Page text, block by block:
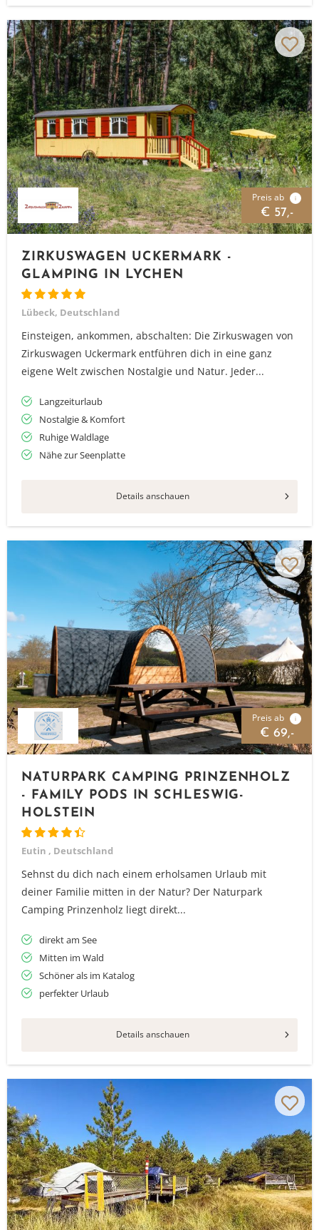
Preis ab i
€ 57,-
ZIRKUSWAGEN UCKERMARK -
GLAMPING IN LYCHEN
Lübeck, Deutschland
Einsteigen, ankommen, abschalten: Die Zirkuswagen von
Zirkuswagen Uckermark entführen dich in eine ganz
eigene Welt zwischen Nostalgie und Natur. Jeder...
Langzeiturlaub
Nostalgie & Komfort
Ruhige Waldlage
Nähe zur Seenplatte
Details anschauen
Preis ab i
€ 69,-
NATURPARK CAMPING PRINZENHOLZ
- FAMILY PODS IN SCHLESWIG-
HOLSTEIN
Eutin , Deutschland
Sehnst du dich nach einem erholsamen Urlaub mit
deiner Familie mitten in der Natur? Der Naturpark
Camping Prinzenholz liegt direkt...
direkt am See
Mitten im Wald
Schöner als im Katalog
perfekter Urlaub
Details anschauen